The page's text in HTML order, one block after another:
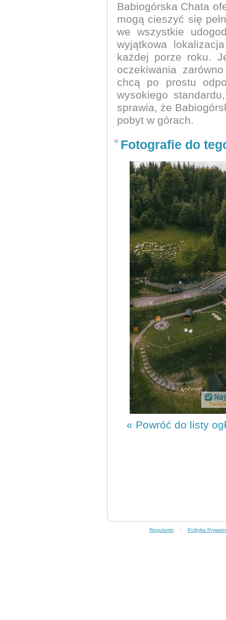
Babiogórska Chata
mogą cieszyć się
we wszystkie
wyjątkowa
każdej porze roku.
oczekiwania
chcą po prostu
wysokiego
sprawia, że
pobyt w górach.
Fotografie do
« Powróć do listy
Regulamin | Polityka